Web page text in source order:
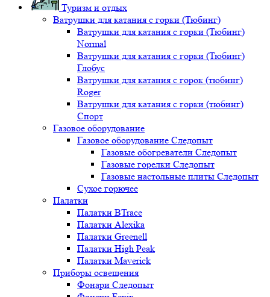
Туризм и отдых
Ватрушки для катания с горки (Тюбинг)
Ватрушки для катания с горки (Тюбинг)
Normal
Ватрушки для катания с горки (Тюбинг)
Глобус
Ватрушки для катания с горок (тюбинг)
Roger
Ватрушки для катания с горки (тюбинг)
Спорт
Газовое оборудование
Газовое оборудование Следопыт
Газовые обогреватели Следопыт
Газовые горелки Следопыт
Газовые настольные плиты Следопыт
Сухое горючее
Палатки
Палатки BTrace
Палатки Alexika
Палатки Greenell
Палатки High Peak
Палатки Maverick
Приборы освещения
Фонари Следопыт